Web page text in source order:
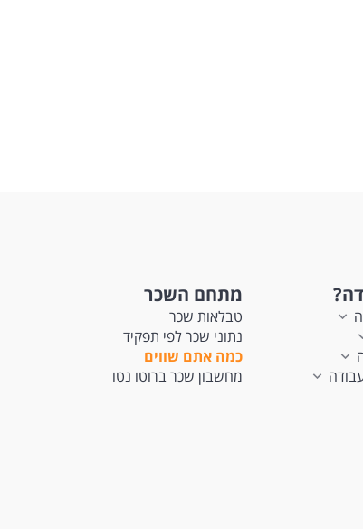
מתחם השכר
טבלאות שכר
נתוני שכר לפי תפקיד
כמה אתם שווים
מחשבון שכר ברוטו נטו